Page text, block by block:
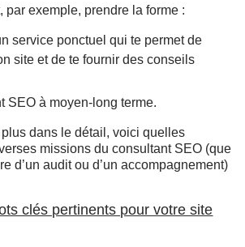
par exemple, prendre la forme :
service ponctuel qui te permet de
site et de te fournir des conseils
SEO à moyen-long terme.
dans le détail, voici quelles
missions du consultant SEO (que
d’un audit ou d’un accompagnement)
clés pertinents pour votre site